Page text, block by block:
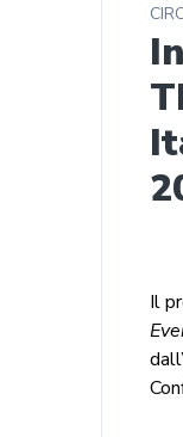
Il